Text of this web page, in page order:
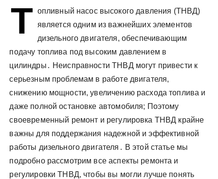
Т опливный насос высокого давления (ТНВД)
является одним из важнейших элементов
дизельного двигателя, обеспечивающим
подачу топлива под высоким давлением в
цилиндры․ Неисправности ТНВД могут привести к
серьезным проблемам в работе двигателя,
снижению мощности, увеличению расхода топлива и
даже полной остановке автомобиля; Поэтому
своевременный ремонт и регулировка ТНВД крайне
важны для поддержания надежной и эффективной
работы дизельного двигателя․ В этой статье мы
подробно рассмотрим все аспекты ремонта и
регулировки ТНВД, чтобы вы могли лучше понять